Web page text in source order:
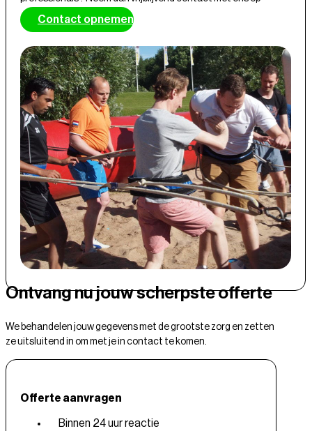
Contact opnemen
Ontvang nu jouw scherpste offerte
We behandelen jouw gegevens met de grootste zorg en zetten
ze uitsluitend in om met je in contact te komen.
Offerte aanvragen
Binnen 24 uur reactie